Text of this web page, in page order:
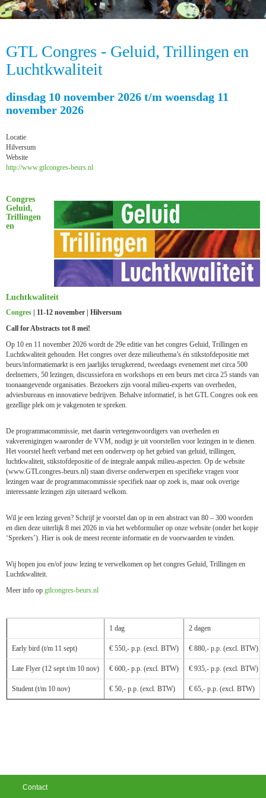
GTL Congres - Geluid, Trillingen en
Luchtkwaliteit
dinsdag 10 november 2026 t/m woensdag 11
november 2026
Locatie
Hilversum
Website
http://www.gtlcongres-beurs.nl
Congres
Geluid,
Trillingen
en
Luchtkwaliteit
Congres | 11-12 november | Hilversum
Call for Abstracts tot 8 mei!
Op 10 en 11 november 2026 wordt de 29e editie van het congres Geluid, Trillingen en
Luchtkwaliteit gehouden. Het congres over deze milieuthema’s én stikstofdepositie met
beurs/informatiemarkt is een jaarlijks terugkerend, tweedaags evenement met circa 500
deelnemers, 50 lezingen, discussiefora en workshops en een beurs met circa 25 stands van
toonaangevende organisaties. Bezoekers zijn vooral milieu-experts van overheden,
adviesbureaus en innovatieve bedrijven. Behalve informatief, is het GTL Congres ook een
gezellige plek om je vakgenoten te spreken.
De programmacommissie, met daarin vertegenwoordigers van overheden en
vakverenigingen waaronder de VVM, nodigt je uit voorstellen voor lezingen in te dienen.
Het voorstel heeft verband met een onderwerp op het gebied van geluid, trillingen,
luchtkwaliteit, stikstofdepositie of de integrale aanpak milieu-aspecten. Op de website
(www.GTLcongres-beurs.nl) staan diverse onderwerpen en specifieke vragen voor
lezingen waar de programmacommissie specifiek naar op zoek is, maar ook overige
interessante lezingen zijn uiteraard welkom.
Wil je een lezing geven? Schrijf je voorstel dan op in een abstract van 80 – 300 woorden
en dien deze uiterlijk 8 mei 2026 in via het webformulier op onze website (onder het kopje
‘Sprekers’). Hier is ook de meest recente informatie en de voorwaarden te vinden.
Wij hopen jou en/of jouw lezing te verwelkomen op het congres Geluid, Trillingen en
Luchtkwaliteit.
Meer info op gtlcongres-beurs.nl
1 dag 2 dagen
Early bird (t/m 11 sept) € 550,- p.p. (excl. BTW) € 880,- p.p. (excl. BTW)
Late Flyer (12 sept t/m 10 nov) € 600,- p.p. (excl. BTW) € 935,- p.p. (excl. BTW)
Student (t/m 10 nov) € 50,- p.p. (excl. BTW) € 65,- p.p. (excl. BTW)
Contact